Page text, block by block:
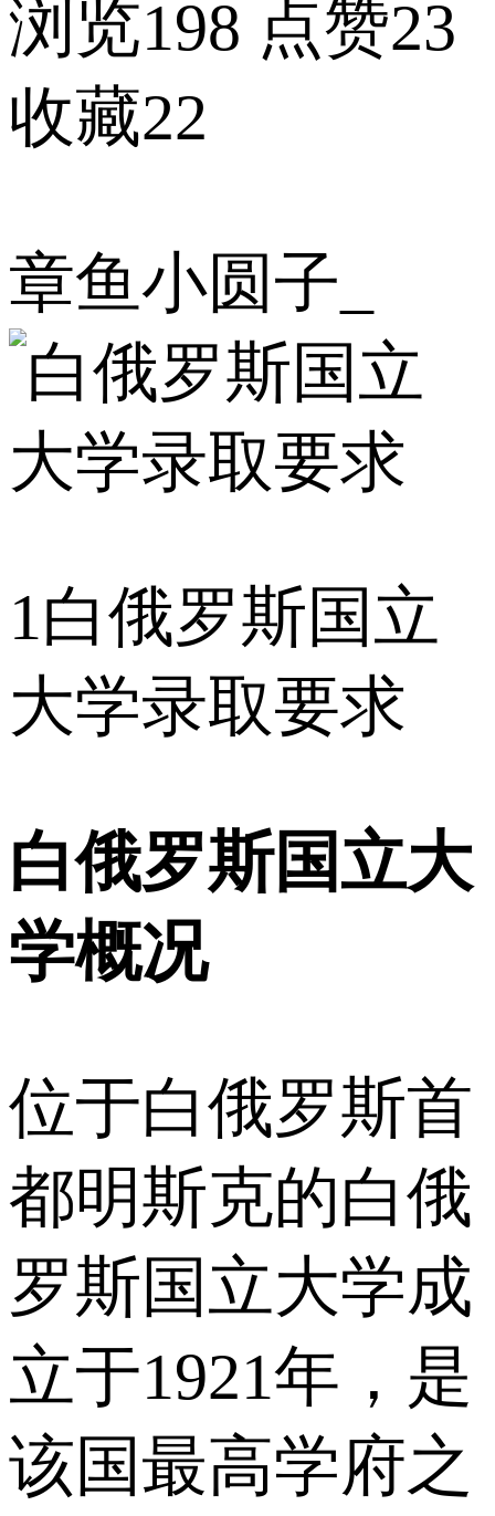
浏览198 点赞23
收藏22
章鱼小圆子_
1白俄罗斯国立
大学录取要求
白俄罗斯国立大
学概况
位于白俄罗斯首
都明斯克的白俄
罗斯国立大学成
立于1921年，是
该国最高学府之